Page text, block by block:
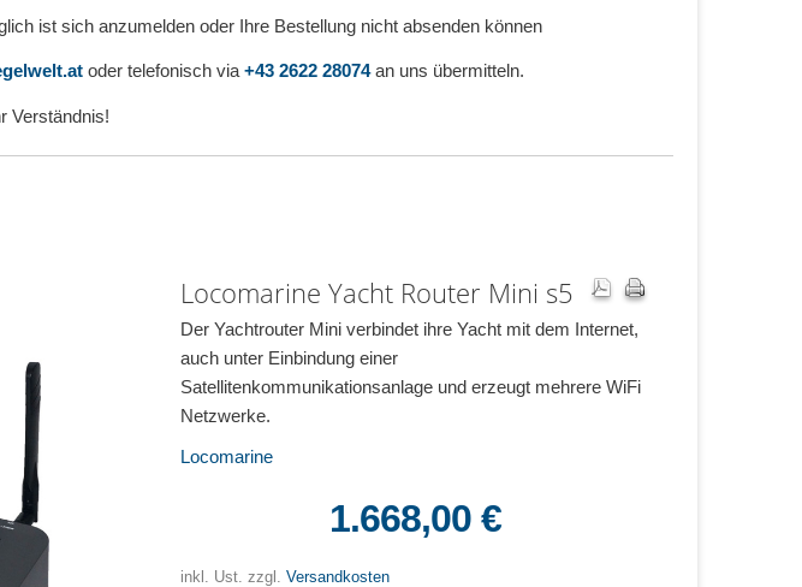
ist sich anzumelden oder Ihre Bestellung nicht absenden können
oder telefonisch via +43 2622 28074an uns übermitteln.
Verständnis!
Locomarine Yacht Router Mini s5
Der Yachtrouter Mini verbindet ihre Yacht mit dem Internet,
auch unter Einbindung einer
Satellitenkommunikationsanlage und erzeugt mehrere WiFi
Netzwerke.
Locomarine
1.668,00 €
inkl. Ust. zzgl.Versandkosten